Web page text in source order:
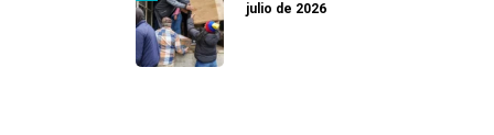
julio de 2026